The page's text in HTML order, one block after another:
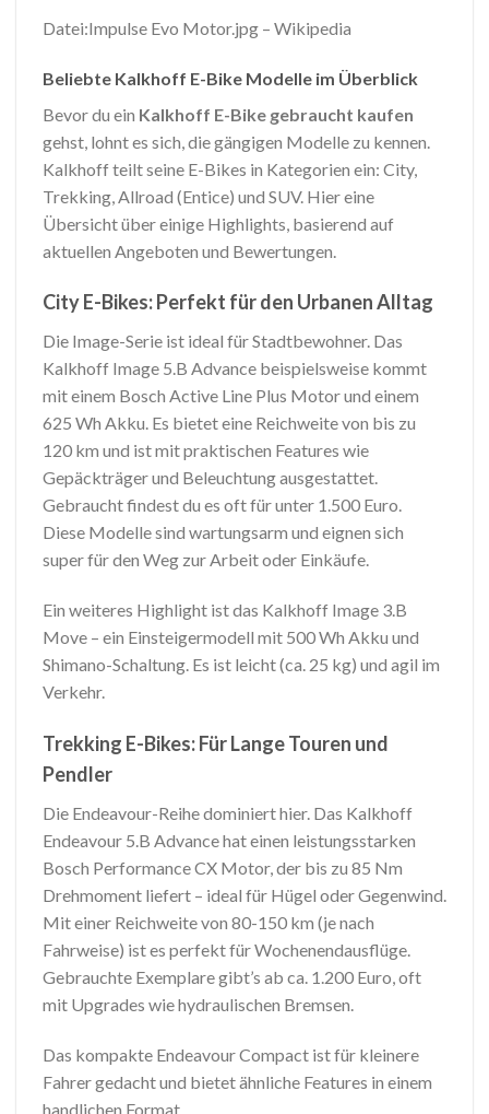
Datei:Impulse Evo Motor.jpg – Wikipedia
Beliebte Kalkhoff E-Bike Modelle im Überblick
Bevor du ein Kalkhoff E-Bike gebraucht kaufen
gehst, lohnt es sich, die gängigen Modelle zu kennen.
Kalkhoff teilt seine E-Bikes in Kategorien ein: City,
Trekking, Allroad (Entice) und SUV. Hier eine
Übersicht über einige Highlights, basierend auf
aktuellen Angeboten und Bewertungen.
City E-Bikes: Perfekt für den Urbanen Alltag
Die Image-Serie ist ideal für Stadtbewohner. Das
Kalkhoff Image 5.B Advance beispielsweise kommt
mit einem Bosch Active Line Plus Motor und einem
625 Wh Akku. Es bietet eine Reichweite von bis zu
120 km und ist mit praktischen Features wie
Gepäckträger und Beleuchtung ausgestattet.
Gebraucht findest du es oft für unter 1.500 Euro.
Diese Modelle sind wartungsarm und eignen sich
super für den Weg zur Arbeit oder Einkäufe.
Ein weiteres Highlight ist das Kalkhoff Image 3.B
Move – ein Einsteigermodell mit 500 Wh Akku und
Shimano-Schaltung. Es ist leicht (ca. 25 kg) und agil im
Verkehr.
Trekking E-Bikes: Für Lange Touren und
Pendler
Die Endeavour-Reihe dominiert hier. Das Kalkhoff
Endeavour 5.B Advance hat einen leistungsstarken
Bosch Performance CX Motor, der bis zu 85 Nm
Drehmoment liefert – ideal für Hügel oder Gegenwind.
Mit einer Reichweite von 80-150 km (je nach
Fahrweise) ist es perfekt für Wochenendausflüge.
Gebrauchte Exemplare gibt’s ab ca. 1.200 Euro, oft
mit Upgrades wie hydraulischen Bremsen.
Das kompakte Endeavour Compact ist für kleinere
Fahrer gedacht und bietet ähnliche Features in einem
handlichen Format.